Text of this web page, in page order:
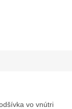
vo vnútri